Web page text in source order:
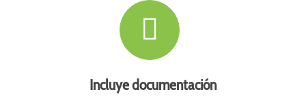
Incluye documentación